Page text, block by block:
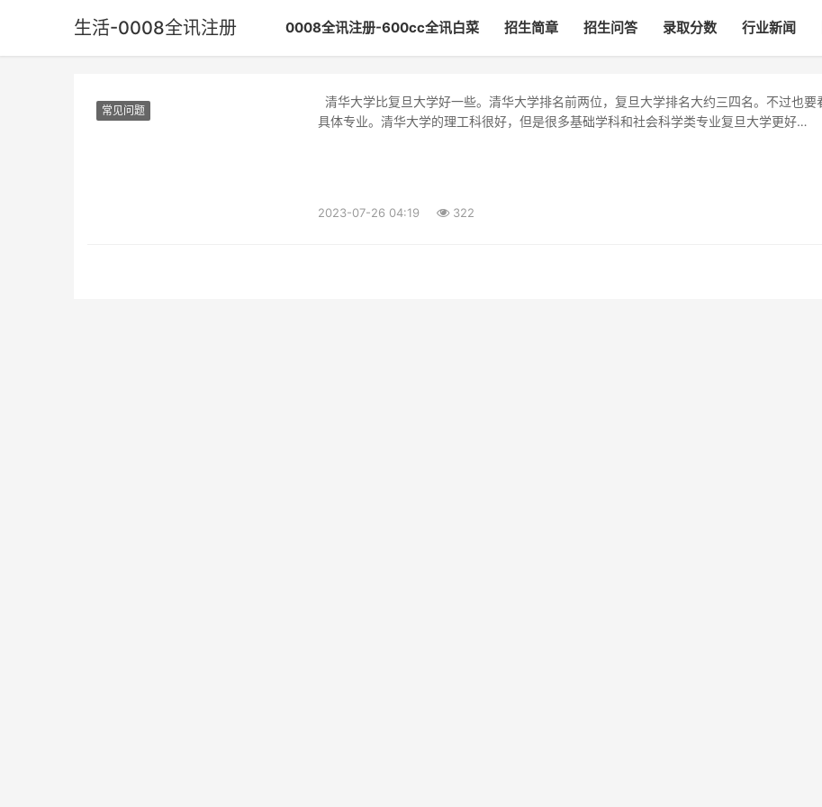
生活-0008全讯注册 0008全讯注册-600cc全讯白菜 招生简章 招生问答 录取分数 行业新闻
常见问题
具体专业。清华大学的理工科很好，但是很多基础学科和社会科学类专业复旦大学更好
2023-07-26 04:19 322